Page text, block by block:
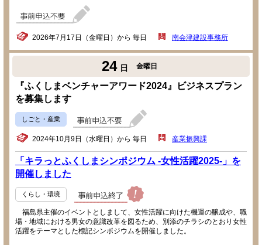
2026年7月17日（金曜日）から 毎日 南会津建設事務所
24 日 金曜日
『ふくしまベンチャーアワード2024』ビジネスプラン
を募集します
しごと・産業
2024年10月9日（水曜日）から 毎日 産業振興課
「キラっとふくしまシンポジウム -女性活躍2025-」を
開催しました
くらし・環境
福島県主催のイベントとしまして、女性活躍に向けた機運の醸成や、職
場・地域における男女の意識改革を図るため、別添のチラシのとおり女性
活躍をテーマとした標記シンポジウムを開催しました。